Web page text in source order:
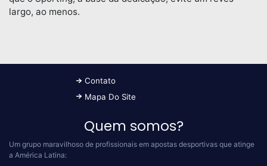
largo, ao menos.
Contato
Mapa Do Site
Quem somos?
Um grupo maravilhoso de profissionais em apostas desportivas que atinge
a América Latina: